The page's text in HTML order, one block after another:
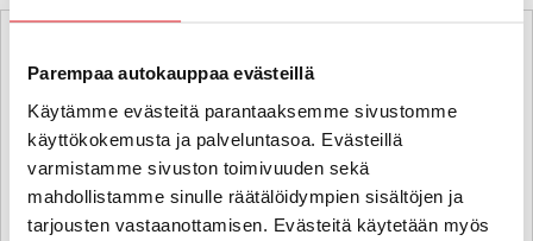
Parempaa autokauppaa evästeillä
Käytämme evästeitä parantaaksemme sivustomme
käyttökokemusta ja palveluntasoa. Evästeillä
varmistamme sivuston toimivuuden sekä
mahdollistamme sinulle räätälöidympien sisältöjen ja
tarjousten vastaanottamisen. Evästeitä käytetään myös